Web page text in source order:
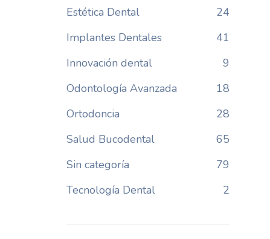
Estética Dental
24
Implantes Dentales
41
Innovación dental
9
Odontología Avanzada
18
Ortodoncia
28
Salud Bucodental
65
Sin categoría
79
Tecnología Dental
2